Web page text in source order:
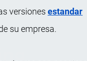
versiones estandar
su empresa.